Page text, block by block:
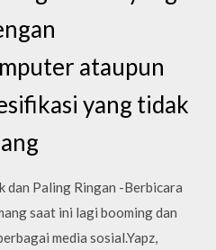
ataupun
yang tidak
dan Paling Ringan -Berbicara
saat ini lagi booming dan
media sosial.Yapz,